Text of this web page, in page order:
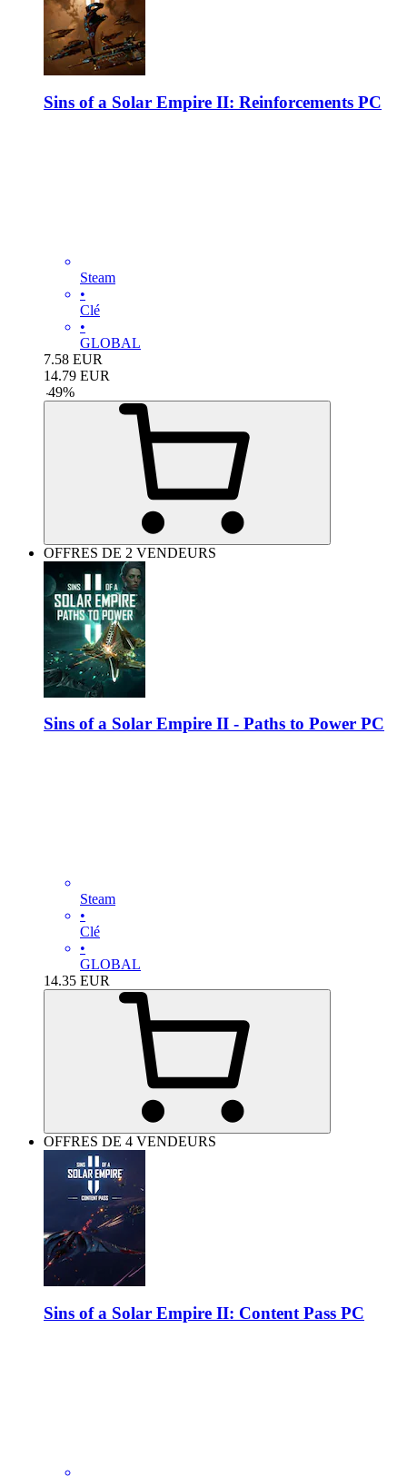
Sins of a Solar Empire II: Reinforcements PC
Steam
•
Clé
•
GLOBAL
7.58 EUR
14.79 EUR
-49%
OFFRES DE 2 VENDEURS
Sins of a Solar Empire II - Paths to Power PC
Steam
•
Clé
•
GLOBAL
14.35 EUR
OFFRES DE 4 VENDEURS
Sins of a Solar Empire II: Content Pass PC